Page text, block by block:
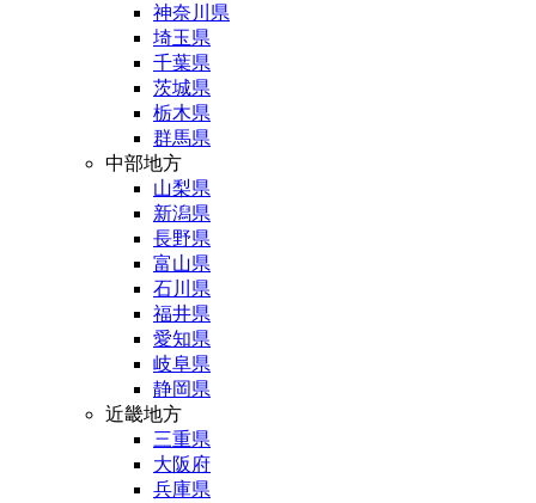
神奈川県
埼玉県
千葉県
茨城県
栃木県
群馬県
中部地方
山梨県
新潟県
長野県
富山県
石川県
福井県
愛知県
岐阜県
静岡県
近畿地方
三重県
大阪府
兵庫県